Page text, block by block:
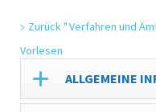
Zurück " Verfahren und
Vorlesen
ALLGEMEINE